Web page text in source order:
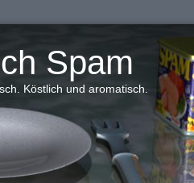
Spam
Köstlich und aromatisch.